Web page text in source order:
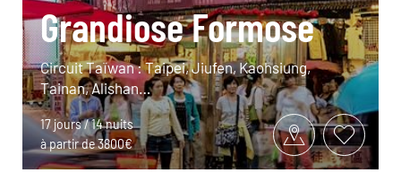
Grandiose Formose
Circuit Taïwan : Taipei, Jiufen, Kaohsiung,
Tainan, Alishan…
17 jours / 14 nuits
à partir de 3800€